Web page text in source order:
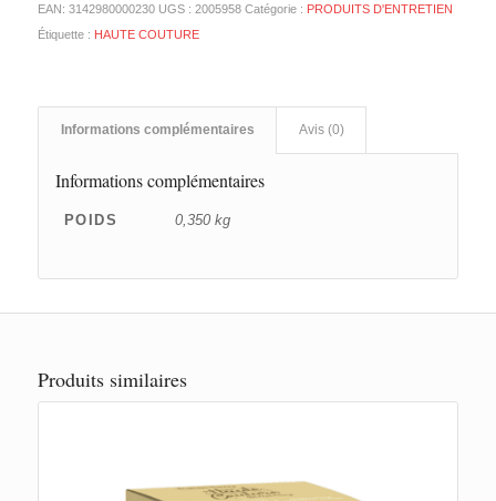
EAN: 3142980000230 UGS : 2005958 Catégorie : PRODUITS D'ENTRETIEN
Étiquette : HAUTE COUTURE
Informations complémentaires Avis (0)
Informations complémentaires
POIDS 0,350 kg
Produits similaires